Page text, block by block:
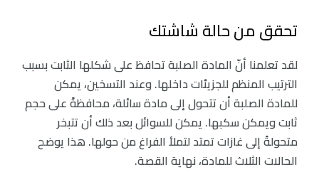
تحقق من حالة شاشتك
لقد تعلمنا أنّ المادة الصلبة تحافظ على شكلها الثابت بسبب
الترتيب المنظم للجزيئات داخلها. وعند التسخين، يمكن
للمادة الصلبة أن تتحول إلى مادة سائلة، محافظةً على حجم
ثابت ويمكن سكبها. يمكن للسوائل بعد ذلك أن تتبخر
متحولةً إلى غازات تمتد لتملأ الفراغ من حولها. هذا يوضح
الحالات الثلاث للمادة، نهاية القصة.